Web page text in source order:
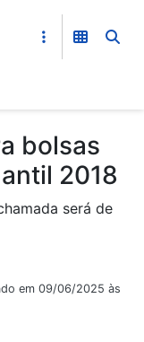
bolsas
2018
será de
em 09/06/2025 às